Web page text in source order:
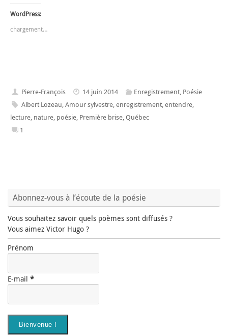
WordPress:
chargement…
Pierre-François 14 juin 2014 Enregistrement, Poésie
Albert Lozeau Amour sylvestre, enregistrement, entendre,
lecture nature poésie Première brise Québec
1
Abonnez-vous à l’écoute de la poésie
Vous souhaitez savoir quels poèmes sont diffusés ?
Vous aimez Victor Hugo ?
Prénom
E-mail *